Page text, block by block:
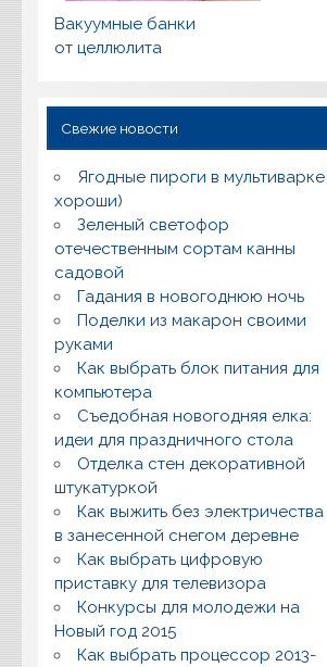
Вакуумные банки
от целлюлита
Свежие новости
Ягодные пироги в мультиварке
хороши)
Зеленый светофор
отечественным сортам канны
садовой
Гадания в новогоднюю ночь
Поделки из макарон своими
руками
Как выбрать блок питания для
компьютера
Съедобная новогодняя елка:
идеи для праздничного стола
Отделка стен декоративной
штукатуркой
Как выжить без электричества
в занесенной снегом деревне
Как выбрать цифровую
приставку для телевизора
Конкурсы для молодежи на
Новый год 2015
Как выбрать процессор 2013-